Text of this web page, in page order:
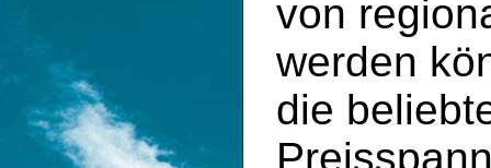
von
werden
die